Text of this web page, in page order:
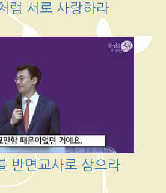
럼 서로 사랑하라
반면교사로 삼으라